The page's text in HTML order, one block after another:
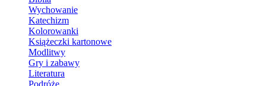
Wychowanie
Katechizm
Kolorowanki
Książeczki kartonowe
Modlitwy
Gry i zabawy
Literatura
Podróże